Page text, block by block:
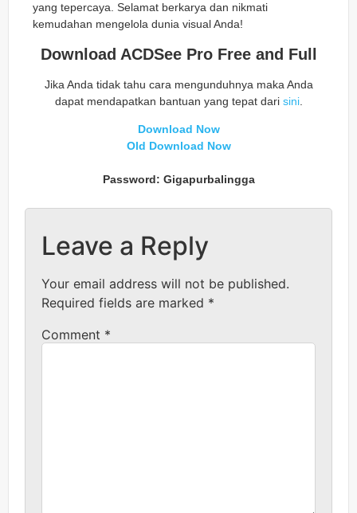
yang tepercaya. Selamat berkarya dan nikmati
kemudahan mengelola dunia visual Anda!
Download ACDSee Pro Free and Full
Jika Anda tidak tahu cara mengunduhnya maka Anda
dapat mendapatkan bantuan yang tepat dari sini.
Download Now
Old Download Now
Password: Gigapurbalingga
Leave a Reply
Your email address will not be published.
Required fields are marked *
Comment *